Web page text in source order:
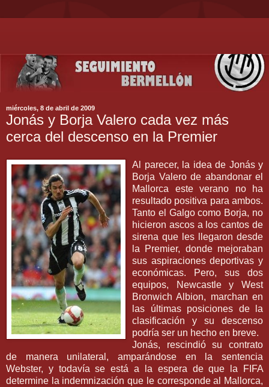
miércoles, 8 de abril de 2009
Jonás y Borja Valero cada vez más
cerca del descenso en la Premier
Al parecer, la idea de Jonásy
Borja Valerode abandonar el
Mallorca este verano no ha
resultado positiva para ambos.
Tanto el Galgo como Borja, no
hicieron ascos a los cantos de
sirena que les llegaron desde
la Premier, donde mejoraban
sus aspiraciones deportivas y
económicas. Pero, sus dos
equipos,
NewcastleyWest
Bronwich Albion, marchan en
las últimas posiciones de la
clasificación y su descenso
podría ser un hecho en breve.
Jonás, rescindió su contrato
de manera unilateral, amparándose en la sentencia
Webster, y todavía se está a la espera de que la
FIFA
determine la indemnización que le corresponde al
Mallorca,